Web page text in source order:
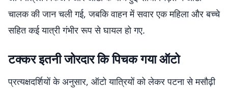
चालक की जान चली गई, जबकि वाहन में सवार एक महिला और बच्चे
सहित कई यात्री गंभीर रूप से घायल हो गए.
टक्कर इतनी जोरदार कि पिचक गया ऑटो
प्रत्यक्षदर्शियों के अनुसार, ऑटो यात्रियों को लेकर पटना से मसौढ़ी